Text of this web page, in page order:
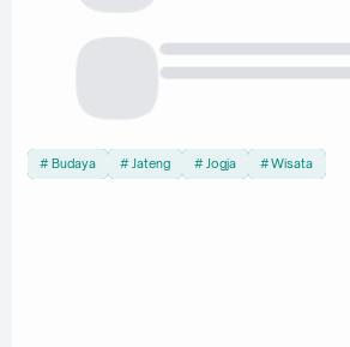
Budaya Jateng Jogja Wisata